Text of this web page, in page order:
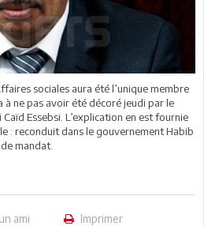
sociales aura été l’unique membre
à ne pas avoir été décoré jeudi par le
Essebsi. L’explication en est fournie
: reconduit dans le gouvernement Habib
mandat.
ami Imprimer